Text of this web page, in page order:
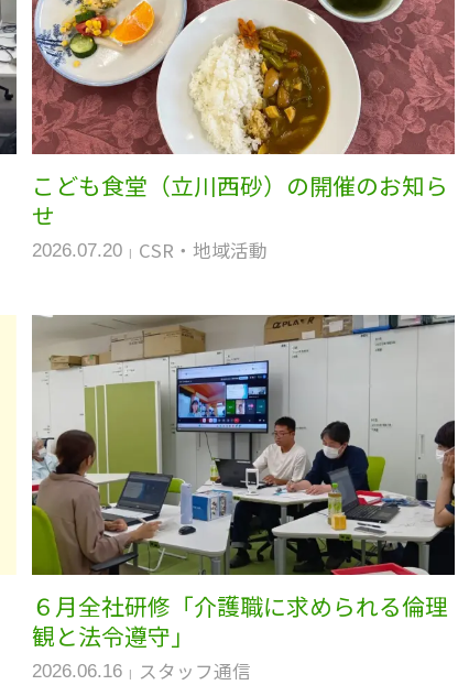
こども食堂（立川西砂）の開催のお知ら
せ
2026.07.20 CSR・地域活動
６月全社研修「介護職に求められる倫理
観と法令遵守」
2026.06.16 スタッフ通信